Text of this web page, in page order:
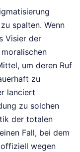
spalten. Wenn
Visier der
um deren Ruf
zu
lanciert
zu solchen
der totalen
Fall, bei dem
wegen